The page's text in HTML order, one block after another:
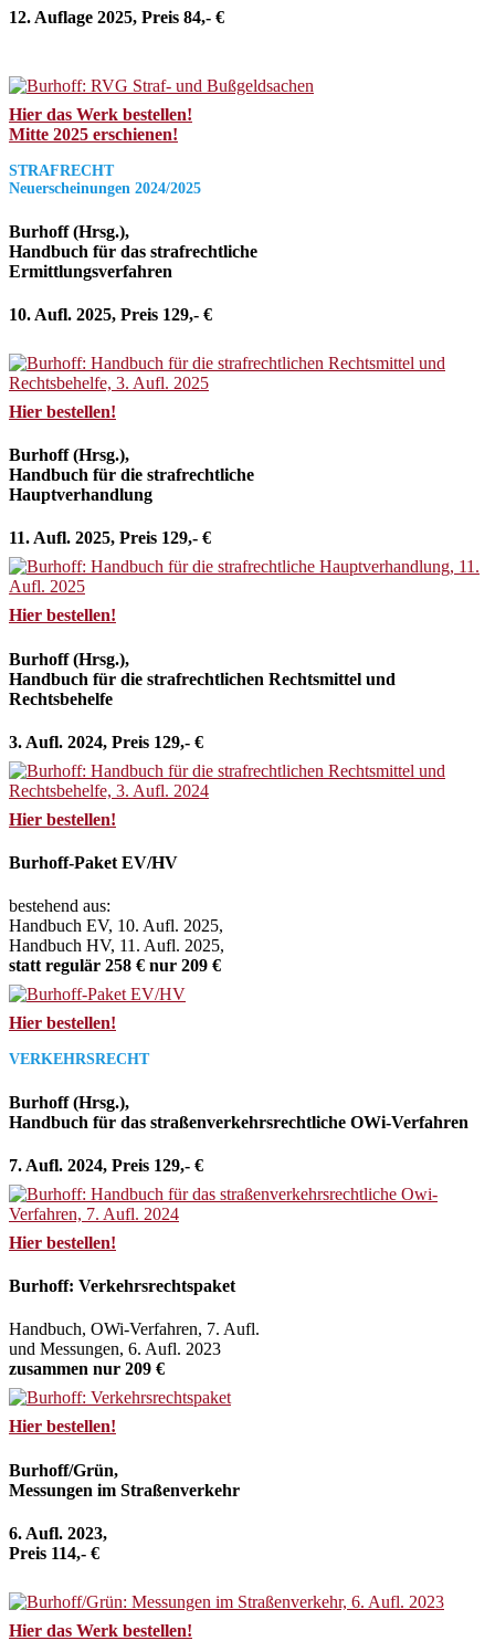
12. Auflage 2025, Preis 84,- €
Hier das Werk bestellen!
Mitte 2025 erschienen!
STRAFRECHT
Neuerscheinungen 2024/2025
Burhoff (Hrsg.),
Handbuch für das strafrechtliche
Ermittlungsverfahren
10. Aufl. 2025, Preis 129,- €
Hier bestellen!
Burhoff (Hrsg.),
Handbuch für die strafrechtliche
Hauptverhandlung
11. Aufl. 2025, Preis 129,- €
Hier bestellen!
Burhoff (Hrsg.),
Handbuch für die strafrechtlichen Rechtsmittel und
Rechtsbehelfe
3. Aufl. 2024, Preis 129,- €
Hier bestellen!
Burhoff-Paket EV/HV
bestehend aus:
Handbuch EV, 10. Aufl. 2025,
Handbuch HV, 11. Aufl. 2025,
statt regulär 258 € nur 209 €
Hier bestellen!
VERKEHRSRECHT
Burhoff (Hrsg.),
Handbuch für das straßenverkehrsrechtliche OWi-Verfahren
7. Aufl. 2024, Preis 129,- €
Hier bestellen!
Burhoff: Verkehrsrechtspaket
Handbuch, OWi-Verfahren, 7. Aufl.
und Messungen, 6. Aufl. 2023
zusammen nur 209 €
Hier bestellen!
Burhoff/Grün,
Messungen im Straßenverkehr
6. Aufl. 2023,
Preis 114,- €
Hier das Werk bestellen!